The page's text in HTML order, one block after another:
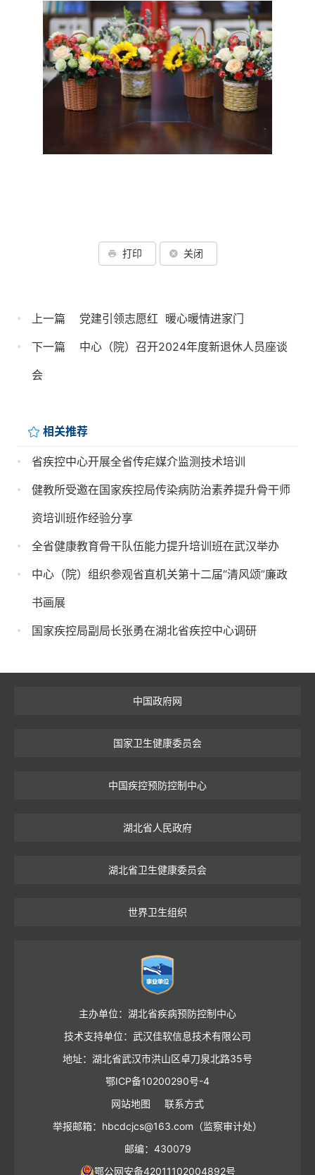
打印 关闭
上一篇
党建引领志愿红  暖心暖情进家门
下一篇
中心（院）召开2024年度新退休人员座谈
会
相关推荐
省疾控中心开展全省传疟媒介监测技术培训
健教所受邀在国家疾控局传染病防治素养提升骨干师
资培训班作经验分享
全省健康教育骨干队伍能力提升培训班在武汉举办
中心（院）组织参观省直机关第十二届“清风颂”廉政
书画展
国家疾控局副局长张勇在湖北省疾控中心调研
中国政府网
国家卫生健康委员会
中国疾控预防控制中心
湖北省人民政府
湖北省卫生健康委员会
世界卫生组织
主办单位：湖北省疾病预防控制中心
技术支持单位：武汉佳软信息技术有限公司
地址：湖北省武汉市洪山区卓刀泉北路35号
鄂ICP备10200290号-4
网站地图
联系方式
举报邮箱：hbcdcjcs@163.com（监察审计处）
邮编：430079
鄂公网安备42011102004892号